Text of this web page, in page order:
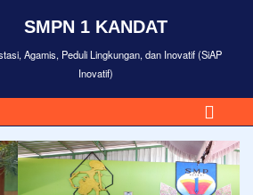
SMPN 1 KANDAT
Agamis, Peduli Lingkungan, dan Inovatif (SiAP
Inovatif)